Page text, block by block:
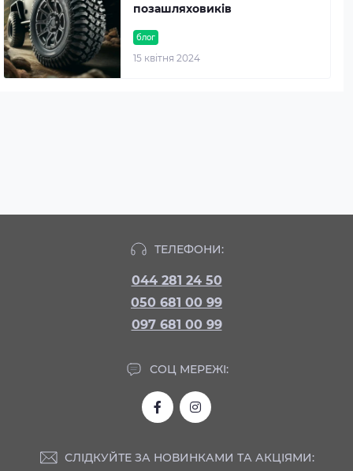
блог
15 квітня 2024
позашляховиків
ТЕЛЕФОНИ:
044 281 24 50
050 681 00 99
097 681 00 99
СОЦ МЕРЕЖІ:
СЛІДКУЙТЕ ЗА НОВИНКАМИ ТА АКЦІЯМИ: